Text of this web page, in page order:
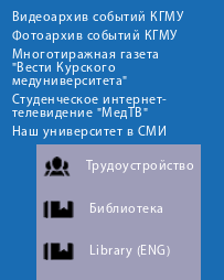
Видеоархив событий КГМУ
Фотоархив событий КГМУ
Многотиражная газета
"Вести Курского
медуниверситета"
Студенческое интернет-
телевидение "МедТВ"
Наш университет в СМИ
Трудоустройство
Библиотека
Library (ENG)